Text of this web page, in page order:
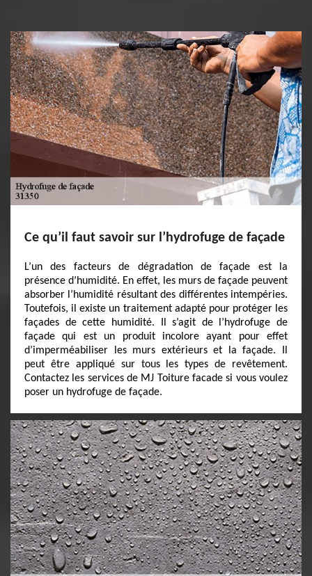
Ce qu’il faut savoir sur l’hydrofuge de façade
L’un des facteurs de dégradation de façade est la
présence d’humidité. En effet, les murs de façade peuvent
absorber l’humidité résultant des différentes intempéries.
Toutefois, il existe un traitement adapté pour protéger les
façades de cette humidité. Il s’agit de l’hydrofuge de
façade qui est un produit incolore ayant pour effet
d’imperméabiliser les murs extérieurs et la façade. Il
peut être appliqué sur tous les types de revêtement.
Contactez les services de MJ Toiture facade si vous voulez
poser un hydrofuge de façade.